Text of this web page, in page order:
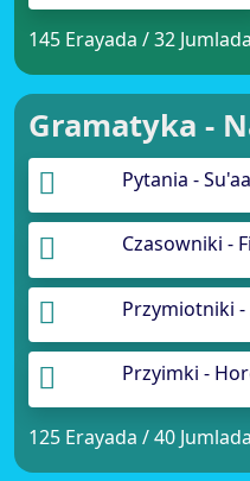
145 Erayada / 32
Gramatyka -
Pytania -
Czasowniki -
Przymiotniki
Przyimki -
125 Erayada / 40